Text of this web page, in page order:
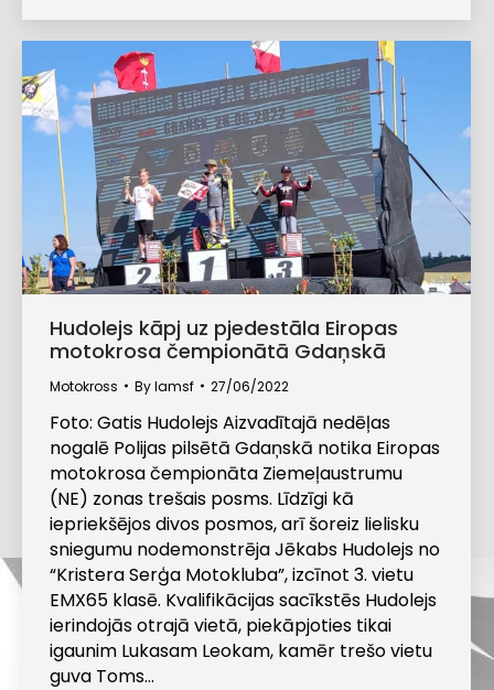
Hudolejs kāpj uz pjedestāla Eiropas
motokrosa čempionātā Gdaņskā
Motokross Bylamsf 27/06/2022
Foto: Gatis Hudolejs Aizvadītajā nedēļas
nogalē Polijas pilsētā Gdaņskā notika Eiropas
motokrosa čempionāta Ziemeļaustrumu
(NE) zonas trešais posms. Līdzīgi kā
iepriekšējos divos posmos, arī šoreiz lielisku
sniegumu nodemonstrēja Jēkabs Hudolejs no
“Kristera Serģa Motokluba”, izcīnot 3. vietu
EMX65 klasē. Kvalifikācijas sacīkstēs Hudolejs
ierindojās otrajā vietā, piekāpjoties tikai
igaunim Lukasam Leokam, kamēr trešo vietu
guva Toms…